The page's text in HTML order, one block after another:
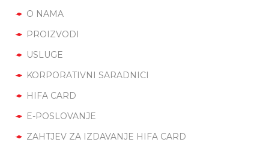
O NAMA
PROIZVODI
USLUGE
KORPORATIVNI SARADNICI
HIFA CARD
E-POSLOVANJE
ZAHTJEV ZA IZDAVANJE HIFA CARD